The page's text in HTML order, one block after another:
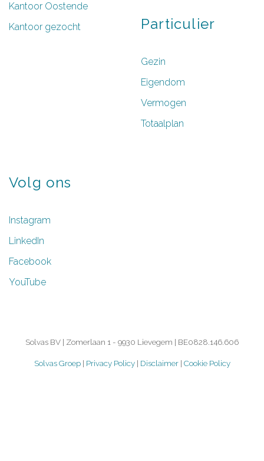
Kantoor Oostende
Kantoor gezocht
Particulier
Gezin
Eigendom
Vermogen
Totaalplan
Volg ons
Instagram
LinkedIn
Facebook
YouTube
Solvas BV | Zomerlaan 1 - 9930 Lievegem | BE0828.146.606
Solvas Groep| Privacy Policy| Disclaimer| Cookie Policy